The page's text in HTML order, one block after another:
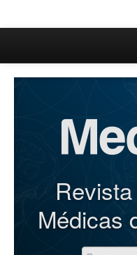
Inicio
Iniciar sesión
Registrarse
Médicas